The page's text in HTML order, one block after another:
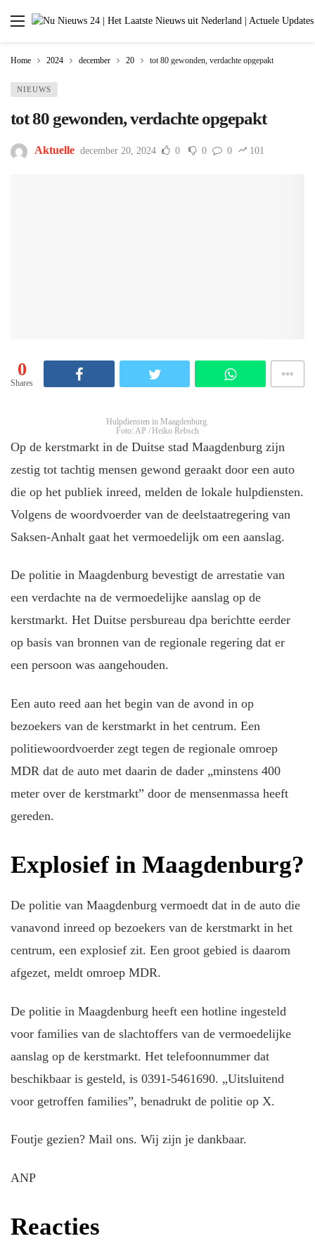
Home 2024 december 20 tot 80 gewonden, verdachte opgepakt
NIEUWS
tot 80 gewonden, verdachte opgepakt
Aktuelle december 20, 2024 0 0 0 101
0
Shares
Hulpdiensten in Maagdenburg.
Foto: AP / Heiko Rebsch
Op de kerstmarkt in de Duitse stad Maagdenburg zijn
zestig tot tachtig mensen gewond geraakt door een auto
die op het publiek inreed, melden de lokale hulpdiensten.
Volgens de woordvoerder van de deelstaatregering van
Saksen-Anhalt gaat het vermoedelijk om een aanslag.
De politie in Maagdenburg bevestigt de arrestatie van
een verdachte na de vermoedelijke aanslag op de
kerstmarkt. Het Duitse persbureau dpa berichtte eerder
op basis van bronnen van de regionale regering dat er
een persoon was aangehouden.
Een auto reed aan het begin van de avond in op
bezoekers van de kerstmarkt in het centrum. Een
politiewoordvoerder zegt tegen de regionale omroep
MDR dat de auto met daarin de dader „minstens 400
meter over de kerstmarkt” door de mensenmassa heeft
gereden.
Explosief in Maagdenburg?
De politie van Maagdenburg vermoedt dat in de auto die
vanavond inreed op bezoekers van de kerstmarkt in het
centrum, een explosief zit. Een groot gebied is daarom
afgezet, meldt omroep MDR.
De politie in Maagdenburg heeft een hotline ingesteld
voor families van de slachtoffers van de vermoedelijke
aanslag op de kerstmarkt. Het telefoonnummer dat
beschikbaar is gesteld, is 0391-5461690. „Uitsluitend
voor getroffen families”, benadrukt de politie op X.
Foutje gezien? Mail ons. Wij zijn je dankbaar.
ANP
Reacties